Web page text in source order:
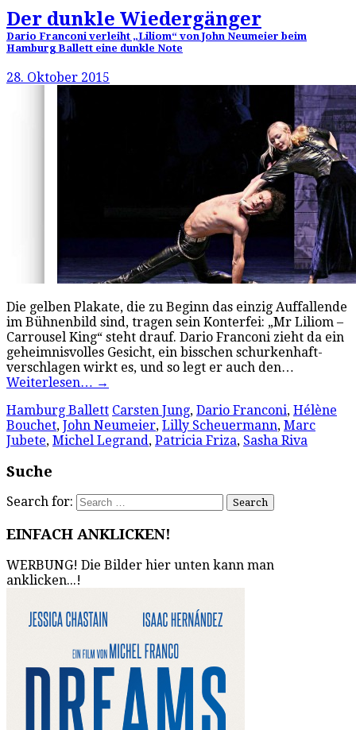
Der dunkle Wiedergänger
Dario Franconi verleiht „Liliom“ von John Neumeier beim
Hamburg Ballett eine dunkle Note
28. Oktober 2015
Die gelben Plakate, die zu Beginn das einzig Auffallende
im Bühnenbild sind, tragen sein Konterfei: „Mr Liliom –
Carrousel King“ steht drauf. Dario Franconi zieht da ein
geheimnisvolles Gesicht, ein bisschen schurkenhaft-
verschlagen wirkt es, und so legt er auch den…
Weiterlesen… →
Hamburg Ballett Carsten Jung, Dario Franconi, Hélène
Bouchet, John Neumeier, Lilly Scheuermann, Marc
Jubete, Michel Legrand, Patricia Friza, Sasha Riva
Suche
Search for:
EINFACH ANKLICKEN!
WERBUNG! Die Bilder hier unten kann man
anklicken...!